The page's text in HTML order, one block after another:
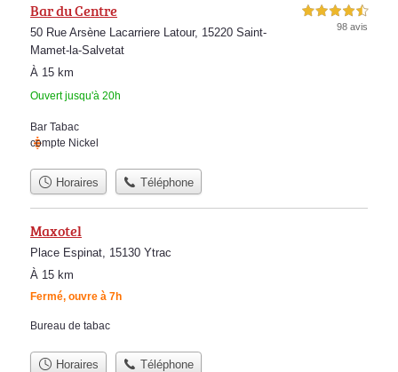
Bar du Centre
50 Rue Arsène Lacarriere Latour, 15220 Saint-
Mamet-la-Salvetat
À 15 km
Ouvert jusqu'à 20h
4,5 étoiles sur 5
98 avis
Bar Tabac
compte Nickel
Horaires Téléphone
Maxotel
Place Espinat, 15130 Ytrac
À 15 km
Fermé, ouvre à 7h
Bureau de tabac
Horaires Téléphone